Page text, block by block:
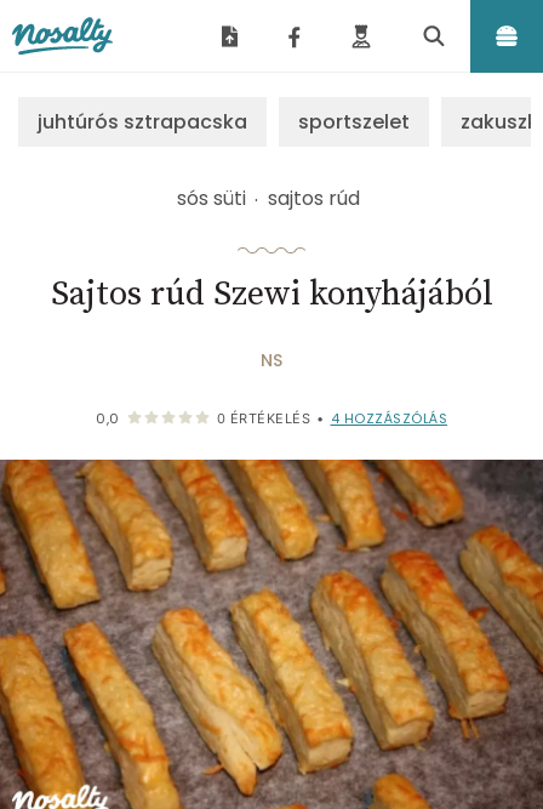
juhtúrós sztrapacska sportszelet
sós süti sajtos rúd
Sajtos rúd Szewi konyhájából
NS
0,0 0 ÉRTÉKELÉS • 4 HOZZÁSZÓLÁS